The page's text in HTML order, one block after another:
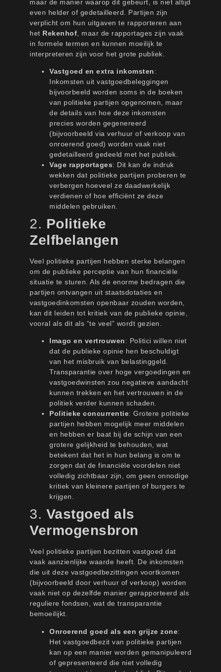
maar de manier waarop dit gebeurt, is niet altijd
even helder of gedetailleerd. Partijen zijn
verplicht om hun uitgaven te rapporteren aan
het Rekenhof , maar de rapportages zijn vaak
in formele termen en kunnen moeilijk te
interpreteren zijn voor het grote publiek.
Vastgoed en extra inkomsten:
Inkomsten uit vastgoedbeleggingen
bijvoorbeeld worden soms in de boeken
van politieke partijen opgenomen, maar
de details van hoe deze inkomsten
precies worden gegenereerd
(bijvoorbeeld via verhuur of verkoop van
onroerend goed) worden vaak niet
gedetailleerd gedeeld met het publiek.
Vage rapportages: Dit kan de indruk
wekken dat politieke partijen proberen te
verbergen hoeveel ze daadwerkelijk
verdienen of hoe efficiënt ze deze
middelen gebruiken.
2. Politieke
Zelfbelangen
Veel politieke partijen hebben sterke belangen
om de publieke perceptie van hun financiële
situatie te sturen. Als de enorme bedragen die
partijen ontvangen uit staatsdotaties en
vastgoedinkomsten openbaar zouden worden,
kan dit leiden tot kritiek van de publieke opinie,
vooral als dit als “te veel” wordt gezien.
Imago en vertrouwen: Politici willen niet
dat de publieke opinie hen beschuldigt
van het misbruik van belastinggeld.
Transparantie over hoge vergoedingen en
vastgoedwinsten zou negatieve aandacht
kunnen trekken en het vertrouwen in de
politiek verder kunnen schaden.
Politieke concurrentie: Grotere politieke
partijen hebben mogelijk meer middelen
en hebben er baat bij de schijn van een
grotere gelijkheid te behouden, wat
betekent dat het in hun belang is om te
zorgen dat de financiële voordelen niet
volledig zichtbaar zijn, om geen onnodige
kritiek van kleinere partijen of burgers te
krijgen.
3. Vastgoed als
Vermogensbron
Veel politieke partijen bezitten vastgoed dat
vaak aanzienlijke waarde heeft. De inkomsten
die uit deze vastgoedbezittingen voortkomen
(bijvoorbeeld door verhuur of verkoop) worden
vaak niet op dezelfde manier gerapporteerd als
reguliere fondsen, wat de transparantie
bemoeilijkt.
Onroerend goed als een grijze zone:
Het vastgoedbezit van politieke partijen
kan op een manier worden gemanipuleerd
of gepresenteerd die niet volledig